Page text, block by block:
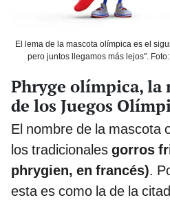
El lema de la mascota olímpica es el
pero juntos llegamos más lejos".
Phryge olímpica, la
de los Juegos
El nombre de la mascota
los tradicionales gorros
phrygien, en francés).
esta es como la de la